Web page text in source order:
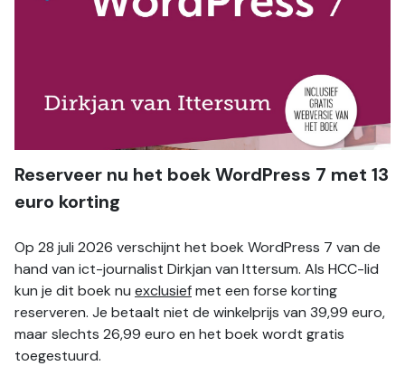
Reserveer nu het boek WordPress 7 met 13
euro korting
Op 28 juli 2026 verschijnt het boek WordPress 7 van de
hand van ict-journalist Dirkjan van Ittersum. Als HCC-lid
kun je dit boek nu exclusief met een forse korting
reserveren. Je betaalt niet de winkelprijs van 39,99 euro,
maar slechts 26,99 euro en het boek wordt gratis
toegestuurd.